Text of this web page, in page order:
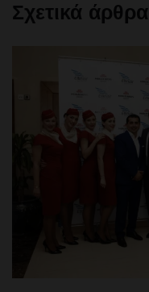
Σχετικά άρθρα